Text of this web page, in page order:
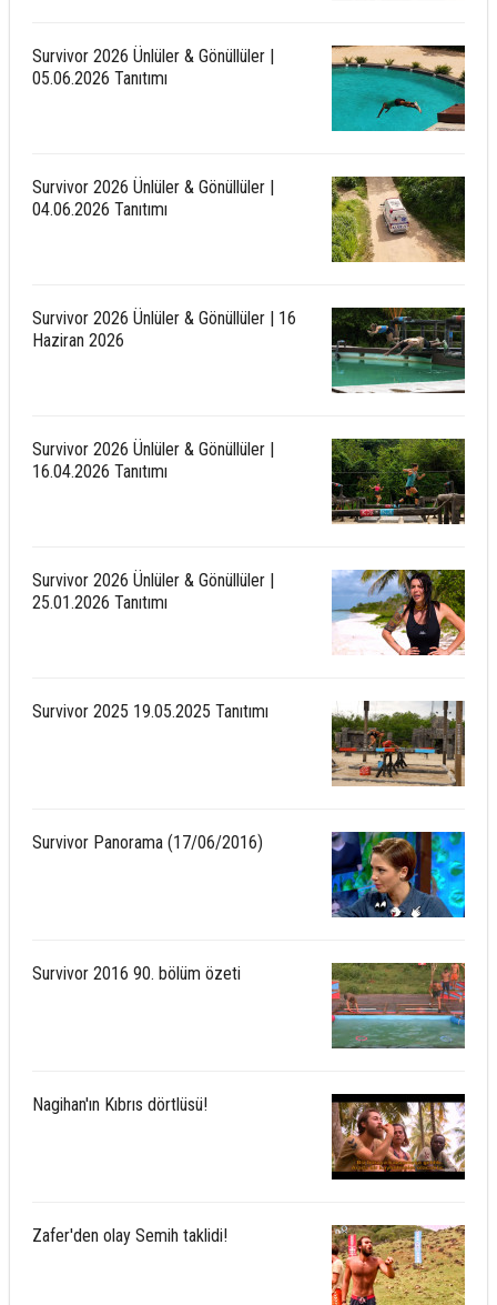
Survivor 2026 Ünlüler & Gönüllüler |
05.06.2026 Tanıtımı
Survivor 2026 Ünlüler & Gönüllüler |
04.06.2026 Tanıtımı
Survivor 2026 Ünlüler & Gönüllüler | 16
Haziran 2026
Survivor 2026 Ünlüler & Gönüllüler |
16.04.2026 Tanıtımı
Survivor 2026 Ünlüler & Gönüllüler |
25.01.2026 Tanıtımı
Survivor 2025 19.05.2025 Tanıtımı
Survivor Panorama (17/06/2016)
Survivor 2016 90. bölüm özeti
Nagihan'ın Kıbrıs dörtlüsü!
Zafer'den olay Semih taklidi!